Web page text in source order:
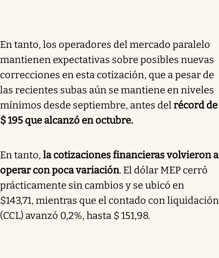
En tanto, los operadores del mercado paralelo
mantienen expectativas sobre posibles nuevas
correcciones en esta cotización, que a pesar de
las recientes subas aún se mantiene en niveles
mínimos desde septiembre, antes delrécord de
$ 195 que alcanzó en octubre.
En tanto, la cotizaciones financieras volvieron a
operar con poca variación. El dólar MEP cerró
prácticamente sin cambios y se ubicó en
$143,71, mientras que el contado con liquidación
(CCL) avanzó 0,2%, hasta $ 151,98.